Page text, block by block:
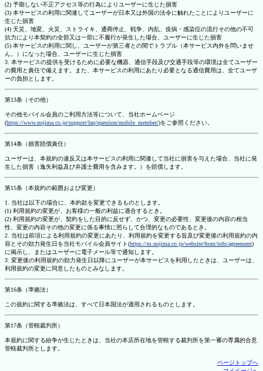
(2) 予期しない不正アクセス等の行為によりユーザーに生じた損害
(3) 本サービスの利用に関連してユーザーが日本又は外国の法令に触れたことによりユーザーに
生じた損害
(4) 天災、地変、火災、ストライキ、通商停止、戦争、内乱、疫病・感染症の流行その他の不可
抗力により本契約の全部又は一部に不履行が発生した場合、ユーザーに生じた損害
(5) 本サービスの利用に関し、ユーザーが第三者との間でトラブル（本サービス内外を問いませ
ん。）になった場合、ユーザーに生じた損害
3. 本サービスの提供を受けるために必要な機器、通信手段及び交通手段等の環境は全てユーザー
の費用と責任で備えます。また、本サービスの利用にあたり必要となる通信費用は、全てユーザ
ーの負担とします。
第13条（その他）
その他モバイル会員のご利用方法等について、当社ホームページ
(https://www.nojima.co.jp/support/faq/question/mobile_member/)をご参照ください。
第14条（損害賠償責任）
ユーザーは、本規約の違反又は本サービスの利用に関連して当社に損害を与えた場合、当社に発
生した損害（逸失利益及び弁護士費用を含みます。）を賠償します。
第15条（本規約の範囲および変更）
1. 当社は以下の場合に、本約款を変更できるものとします。
(1) 利用規約の変更が、お客様の一般の利益に適合するとき。
(2) 利用規約の変更が、契約をした目的に反せず、かつ、変更の必要性、変更後の内容の相当
性、変更の内容その他の変更に係る事情に照らして合理的なものであるとき。
2. 当社は前項による利用規約の変更にあたり、利用規約を変更する旨及び変更後の利用規約の内
容とその効力発生日を当社モバイル会員サイト(https://m.nojima.co.jp/website/front/info/agreement)
に掲示し、またはユーザーに電子メール等で通知します。
3. 変更後の利用規約の効力発生日以降にユーザーが本サービスを利用したときは、ユーザーは、
利用規約の変更に同意したものとみなします。
第16条（準拠法）
この規約に関する準拠法は、すべて日本国法が適用されるものとします。
第17条（管轄裁判所）
本規約に関する紛争が生じたときは、当社の本店所在地を管轄する裁判所を第一審の専属的合意
管轄裁判所とします。
ページトップへ